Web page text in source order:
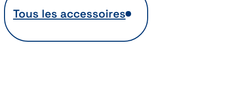
Tous les accessoires